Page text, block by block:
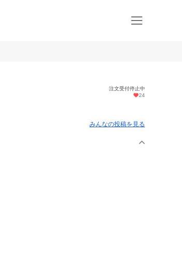
注文受付停止中
24
みんなの投稿を見る